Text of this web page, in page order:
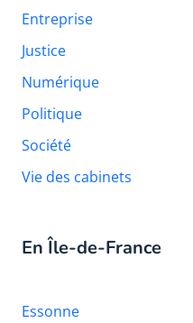
Entreprise
Justice
Numérique
Politique
Société
Vie des cabinets
En Île-de-France
Essonne